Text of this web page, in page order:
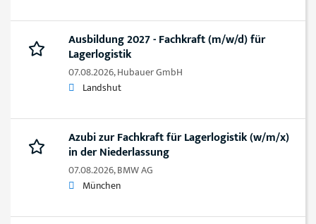
Ausbildung 2027 - Fachkraft (m/w/d) für
Lagerlogistik
07.08.2026,Hubauer GmbH
Landshut
Azubi zur Fachkraft für Lagerlogistik (w/m/x)
in der Niederlassung
07.08.2026,BMW AG
München